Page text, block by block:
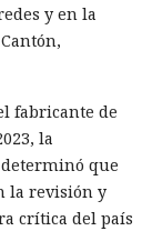
y en la
fabricante de
la
que
la revisión y
crítica del país